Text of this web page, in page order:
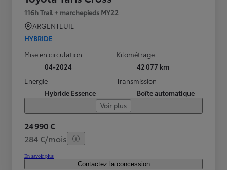
116h Trail + marchepieds MY22
ARGENTEUIL
HYBRIDE
Mise en circulation
04-2024
Kilométrage
42 077 km
Energie
Hybride Essence
Transmission
Boîte automatique
Voir plus
24 990 €
284 €/mois
En savoir plus
Contactez la concession